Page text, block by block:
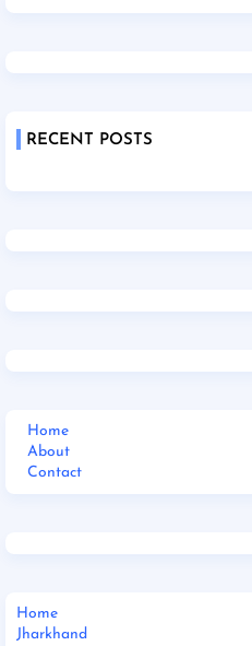
RECENT POSTS
Home
About
Contact
Home
Jharkhand